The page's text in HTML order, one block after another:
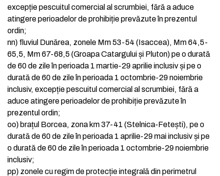
excepție pescuitul comercial al scrumbiei, fără a aduce
atingere perioadelor de prohibiție prevăzute în prezentul
ordin;
nn) fluviul Dunărea, zonele Mm 53-54 (Isaccea), Mm 64,5-
65,5, Mm 67-68,5 (Groapa Catargului și Pluton) pe o durată
de 60 de zile în perioada 1 martie-29 aprilie inclusiv și pe o
durată de 60 de zile în perioada 1 octombrie-29 noiembrie
inclusiv, excepție pescuitul comercial al scrumbiei, fără a
aduce atingere perioadelor de prohibiție prevăzute în
prezentul ordin;
oo) brațul Borcea, zona km 37-41 (Stelnica-Fetești), pe o
durată de 60 de zile în perioada 1 aprilie-29 mai inclusiv și pe
o durată de 60 de zile în perioada 1 octombrie-29 noiembrie
inclusiv;
pp) zonele cu regim de protecție integrală din perimetrul